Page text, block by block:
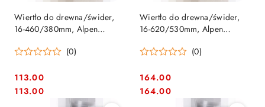
Wiertło do drewna/świder,
16-460/380mm, Alpen
(0)
Cena:
113.00
Cena:
113.00
Wiertło do drewna/świder,
16-620/530mm, Alpen
(0)
Cena:
164.00
Cena:
164.00